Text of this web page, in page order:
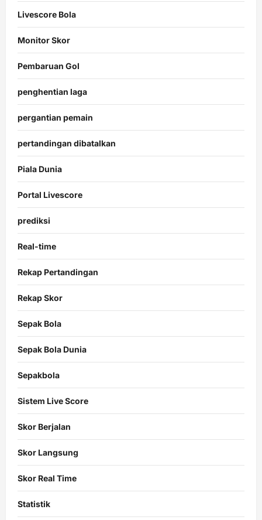
Livescore Bola
Monitor Skor
Pembaruan Gol
penghentian laga
pergantian pemain
pertandingan dibatalkan
Piala Dunia
Portal Livescore
prediksi
Real-time
Rekap Pertandingan
Rekap Skor
Sepak Bola
Sepak Bola Dunia
Sepakbola
Sistem Live Score
Skor Berjalan
Skor Langsung
Skor Real Time
Statistik